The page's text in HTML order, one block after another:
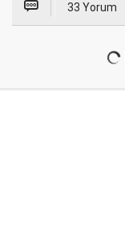
33 Yorum